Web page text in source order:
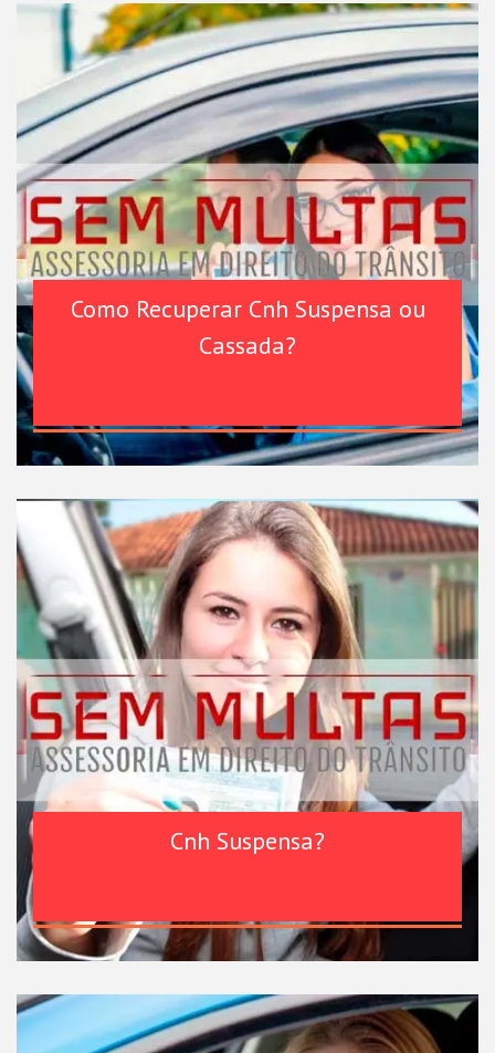
Como Recuperar Cnh Suspensa ou
Cassada?
Cnh Suspensa?